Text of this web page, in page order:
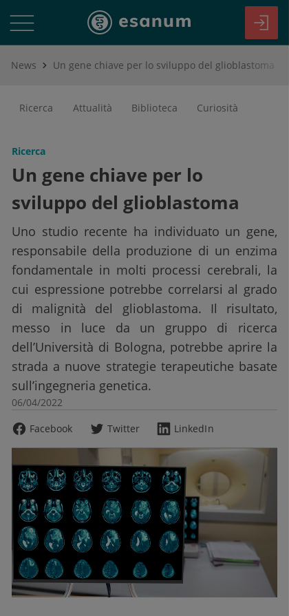
News Un gene chiave per lo sviluppo del glioblastoma
Ricerca Attualità Biblioteca Curiosità
Ricerca
Un gene chiave per lo
sviluppo del glioblastoma
Uno studio recente ha individuato un gene,
responsabile della produzione di un enzima
fondamentale in molti processi cerebrali, la
cui espressione potrebbe correlarsi al grado
di malignità del glioblastoma. Il risultato,
messo in luce da un gruppo di ricerca
dell’Università di Bologna, potrebbe aprire la
strada a nuove strategie terapeutiche basate
sull’ingegneria genetica.
06/04/2022
Facebook
Twitter LinkedIn